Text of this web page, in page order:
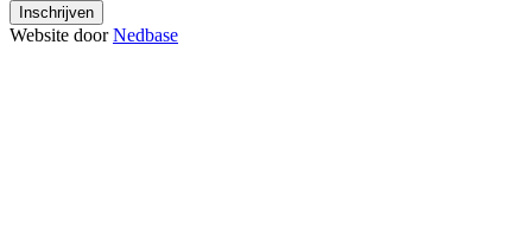
Inschrijven
Website doorNedbase